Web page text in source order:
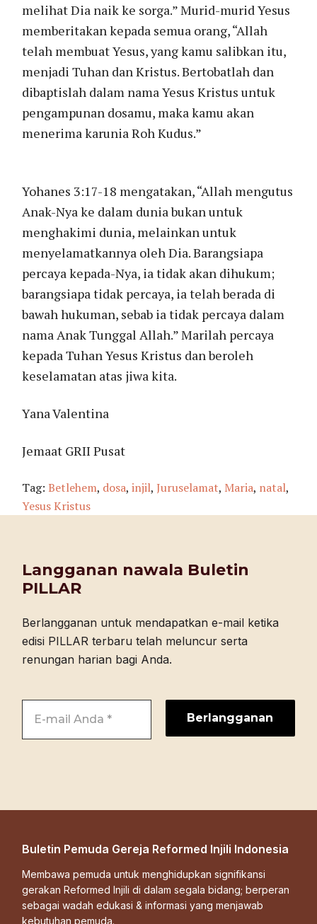
melihat Dia naik ke sorga.” Murid-murid Yesus
memberitakan kepada semua orang, “Allah
telah membuat Yesus, yang kamu salibkan itu,
menjadi Tuhan dan Kristus. Bertobatlah dan
dibaptislah dalam nama Yesus Kristus untuk
pengampunan dosamu, maka kamu akan
menerima karunia Roh Kudus.”
Yohanes 3:17-18 mengatakan, “Allah mengutus
Anak-Nya ke dalam dunia bukan untuk
menghakimi dunia, melainkan untuk
menyelamatkannya oleh Dia. Barangsiapa
percaya kepada-Nya, ia tidak akan dihukum;
barangsiapa tidak percaya, ia telah berada di
bawah hukuman, sebab ia tidak percaya dalam
nama Anak Tunggal Allah.” Marilah percaya
kepada Tuhan Yesus Kristus dan beroleh
keselamatan atas jiwa kita.
Yana Valentina
Jemaat GRII Pusat
Tag:Betlehem, dosa,injil,Juruselamat, Maria, natal,
Yesus Kristus
Langganan nawala Buletin
PILLAR
Berlangganan untuk mendapatkan e-mail ketika
edisi PILLAR terbaru telah meluncur serta
renungan harian bagi Anda.
Buletin Pemuda Gereja Reformed Injili Indonesia
Membawa pemuda untuk menghidupkan signifikansi
gerakan Reformed Injili di dalam segala bidang; berperan
sebagai wadah edukasi & informasi yang menjawab
kebutuhan pemuda.